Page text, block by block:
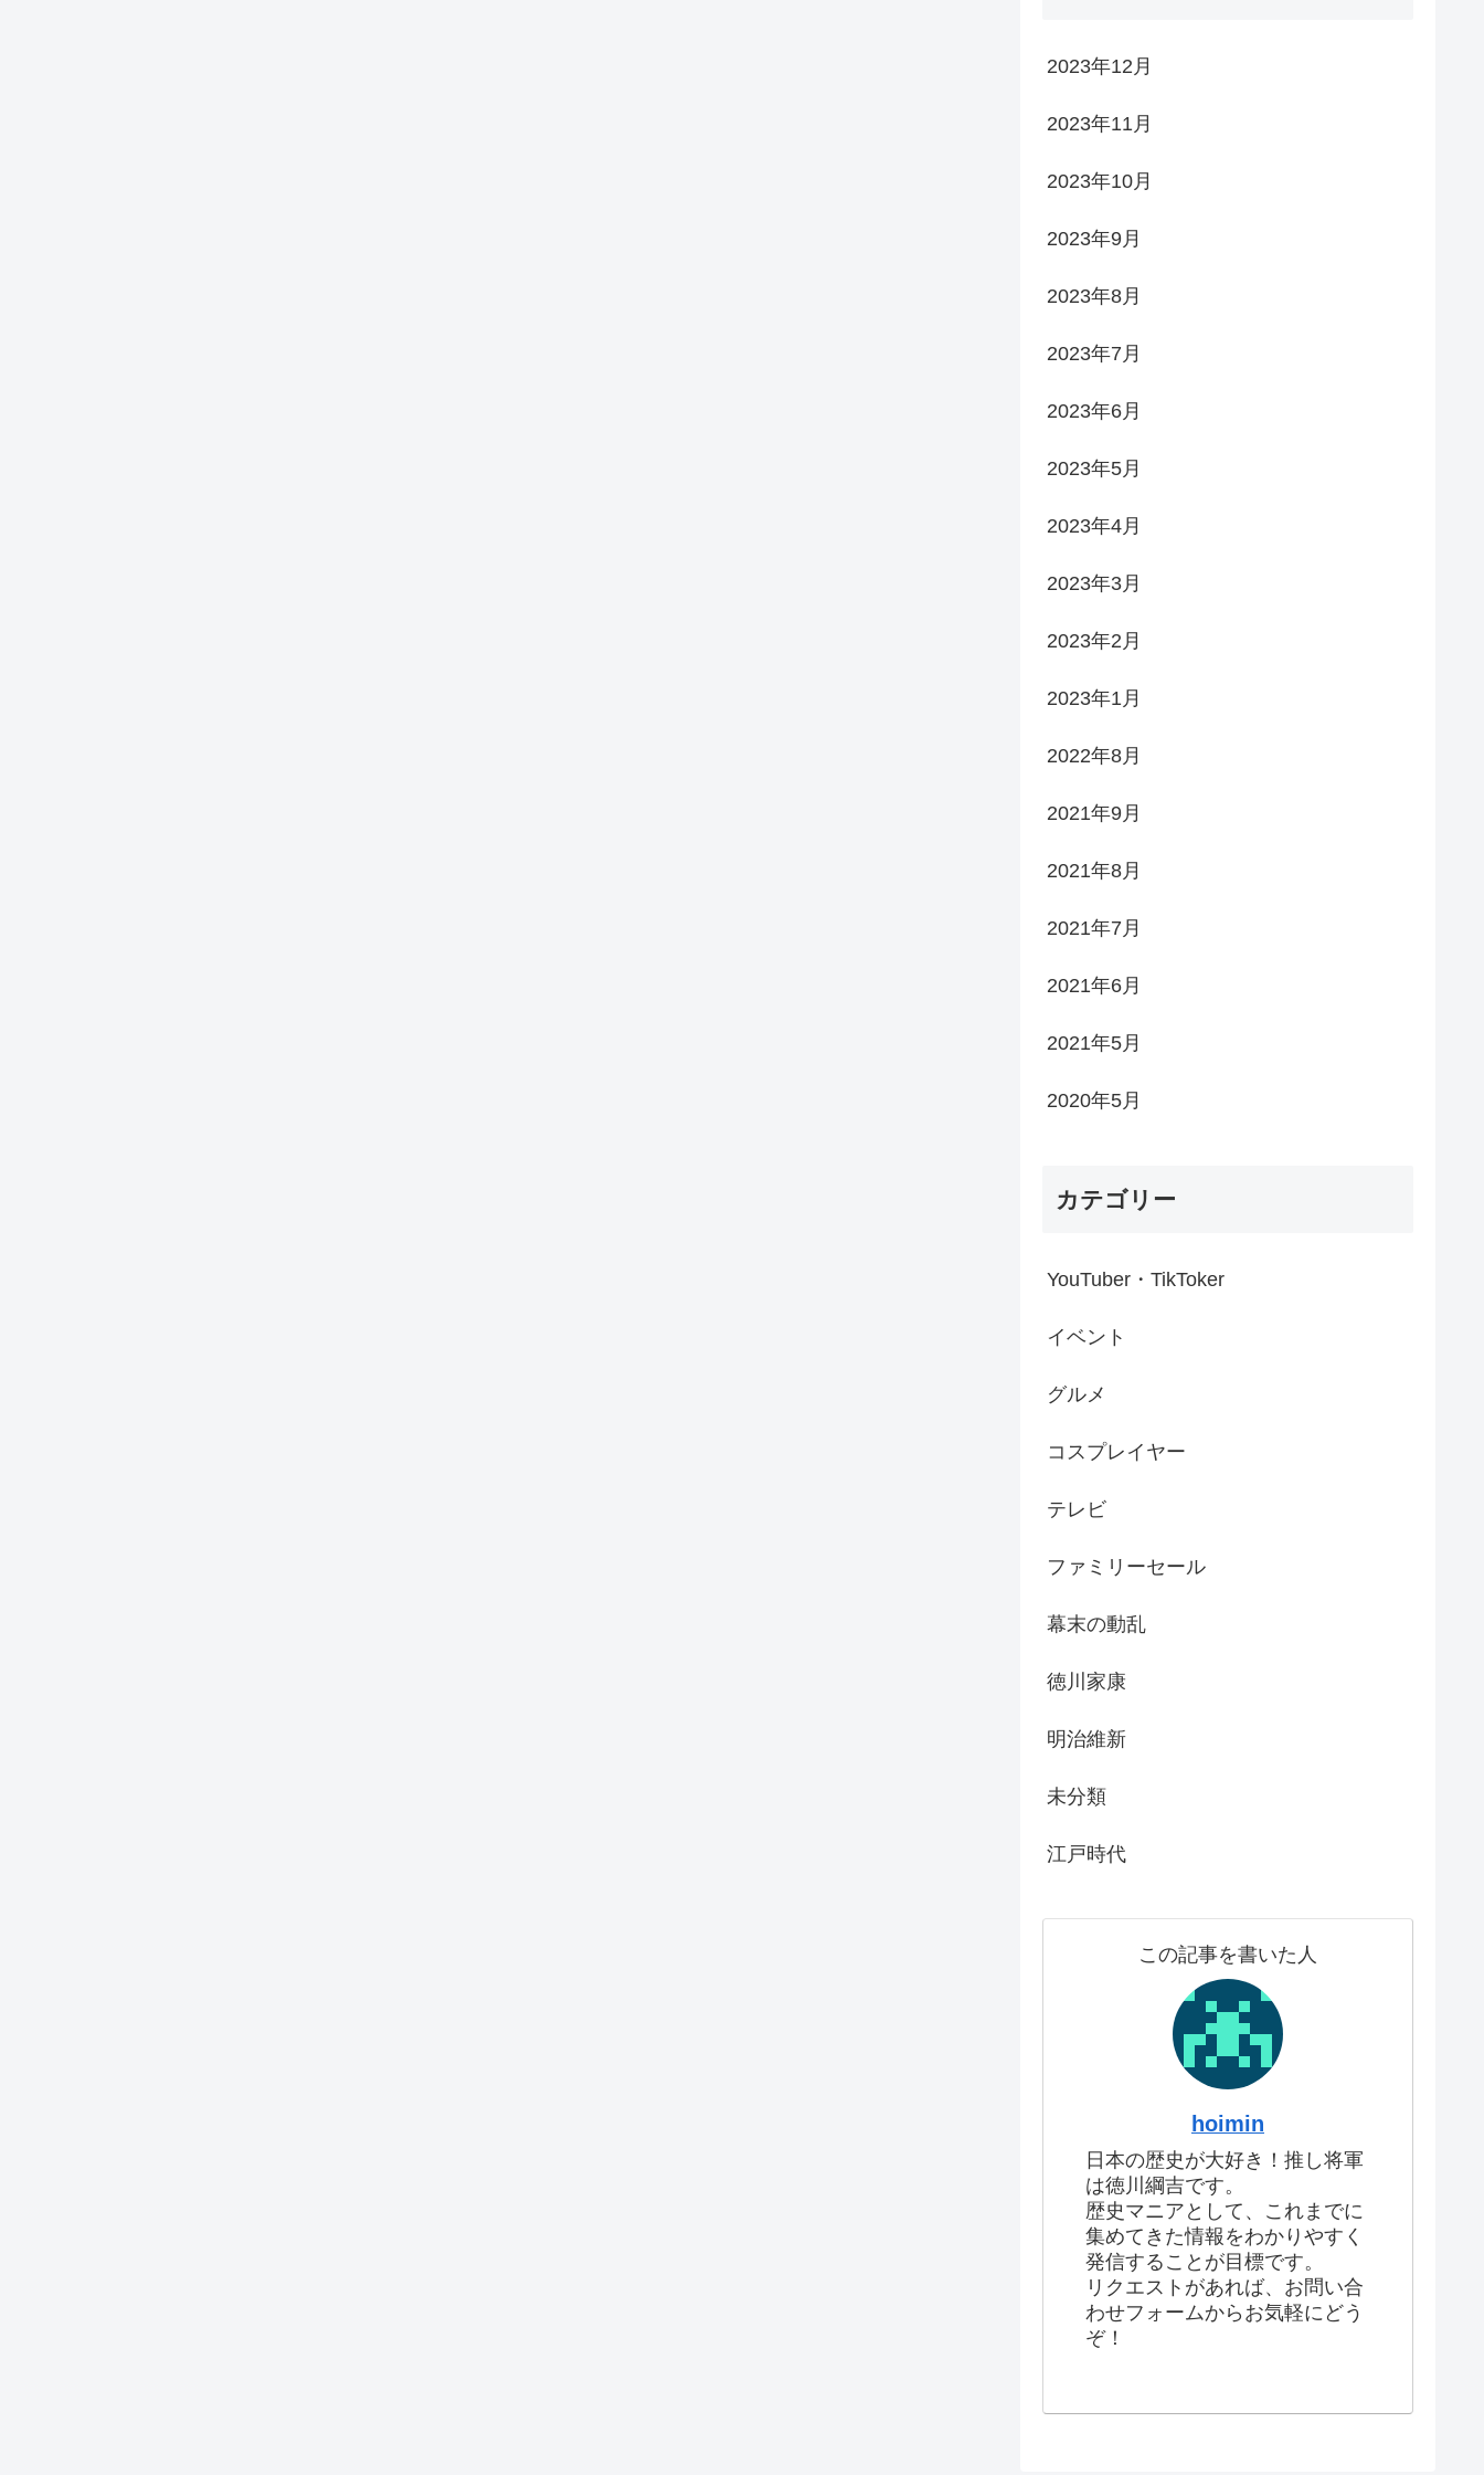
2023年12月
2023年11月
2023年10月
2023年9月
2023年8月
2023年7月
2023年6月
2023年5月
2023年4月
2023年3月
2023年2月
2023年1月
2022年8月
2021年9月
2021年8月
2021年7月
2021年6月
2021年5月
2020年5月
カテゴリー
YouTuber・TikToker
イベント
グルメ
コスプレイヤー
テレビ
ファミリーセール
幕末の動乱
徳川家康
明治維新
未分類
江戸時代
この記事を書いた人
hoimin
日本の歴史が大好き！推し将軍
は徳川綱吉です。
歴史マニアとして、これまでに
集めてきた情報をわかりやすく
発信することが目標です。
リクエストがあれば、お問い合
わせフォームからお気軽にどう
ぞ！